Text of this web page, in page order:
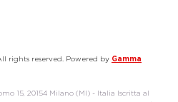
rights reserved. Powered by Gamma
15, 20154 Milano (MI) - Italia Iscritta al